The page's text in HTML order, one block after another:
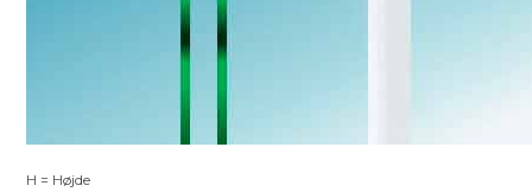
H = Højde